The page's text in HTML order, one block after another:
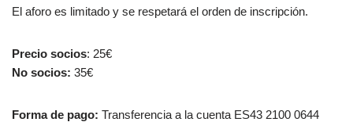
El aforo es limitado y se respetará el orden de inscripción.
Precio socios: 25€
No socios: 35€
Forma de pago: Transferencia a la cuenta ES43 2100 0644